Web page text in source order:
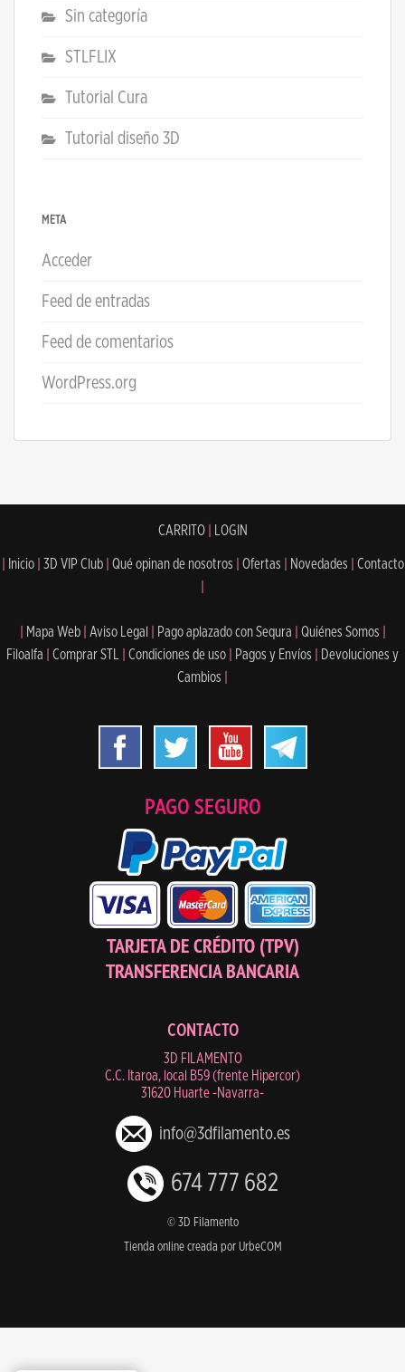
Sin categoría
STLFLIX
Tutorial Cura
Tutorial diseño 3D
META
Acceder
Feed de entradas
Feed de comentarios
WordPress.org
CARRITO| LOGIN
Inicio 3D VIP Club Qué opinan de nosotros Ofertas Novedades
Contacto
Mapa Web Aviso Legal Pago aplazado con Sequra Quiénes Somos
Filoalfa
Comprar STL Condiciones de uso Pagos y Envíos
Devoluciones y
Cambios
PAGO SEGURO
TARJETA DE CRÉDITO (TPV)
TRANSFERENCIA BANCARIA
CONTACTO
3D FILAMENTO
C.C. Itaroa, local B59 (frente Hipercor)
31620 Huarte -Navarra-
info@3dfilamento.es
674 777 682
© 3D Filamento
Tienda online creada por UrbeCOM